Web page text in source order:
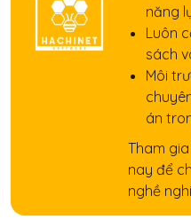
năng
Luôn
sách
Môi
án
Tham
nay để
nghề